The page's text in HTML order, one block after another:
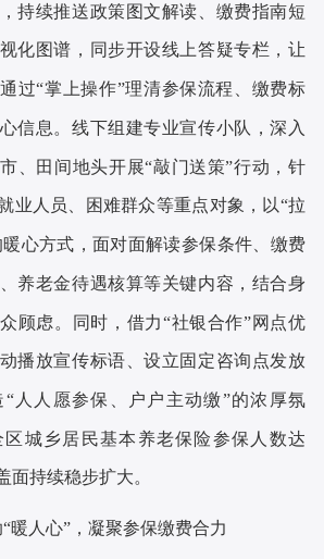
持续推送政策图文解读、缴费指南短
化图谱，同步开设线上答疑专栏，让
过“掌上操作”理清参保流程、缴费标
信息。线下组建专业宣传小队，深入
、田间地头开展“敲门送策”行动，针
业人员、困难群众等重点对象，以“拉
暖心方式，面对面解读参保条件、缴费
养老金待遇核算等关键内容，结合身
顾虑。同时，借力“社银合作”网点优
播放宣传标语、设立固定咨询点发放
人人愿参保、户户主动缴”的浓厚氛
区城乡居民基本养老保险参保人数达
面持续稳步扩大。
“暖人心”，凝聚参保缴费合力